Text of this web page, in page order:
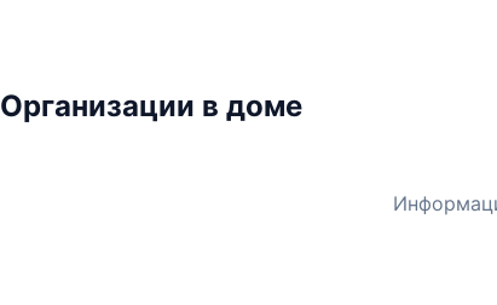
Организации в доме